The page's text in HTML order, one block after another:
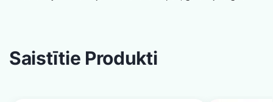
Saistītie Produkti